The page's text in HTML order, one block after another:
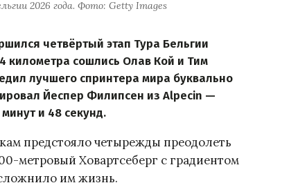
2026 года. Фото: Getty Images
четвёртый этап Тура Бельгии
километра сошлись Олав Кой и Тим
лучшего спринтера мира буквально
Йеспер Филипсен из Alpecin —
и 48 секунд.
предстояло четырежды преодолеть
метровый Ховартсеберг с градиентом
им жизнь.